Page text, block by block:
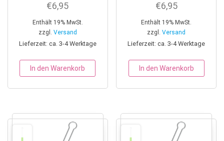
€6,95
Enthält 19% MwSt.
zzgl. Versand
Lieferzeit: ca. 3-4 Werktage
In den Warenkorb
€6,95
Enthält 19% MwSt.
zzgl.Versand
Lieferzeit: ca. 3-4 Werktage
In den Warenkorb